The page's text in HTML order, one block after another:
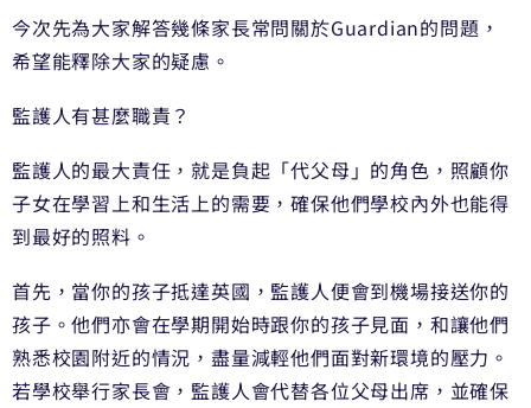
今次先為大家解答幾條家長常問關於Guardian的問題，
希望能釋除大家的疑慮。
監護人有甚麼職責？
監護人的最大責任，就是負起「代父母」的角色，照顧你
子女在學習上和生活上的需要，確保他們學校內外也能得
到最好的照料。
首先，當你的孩子抵達英國，監護人便會到機場接送你的
孩子。他們亦會在學期開始時跟你的孩子見面，和讓他們
熟悉校園附近的情況，盡量減輕他們面對新環境的壓力。
若學校舉行家長會，監護人會代替各位父母出席，並確保